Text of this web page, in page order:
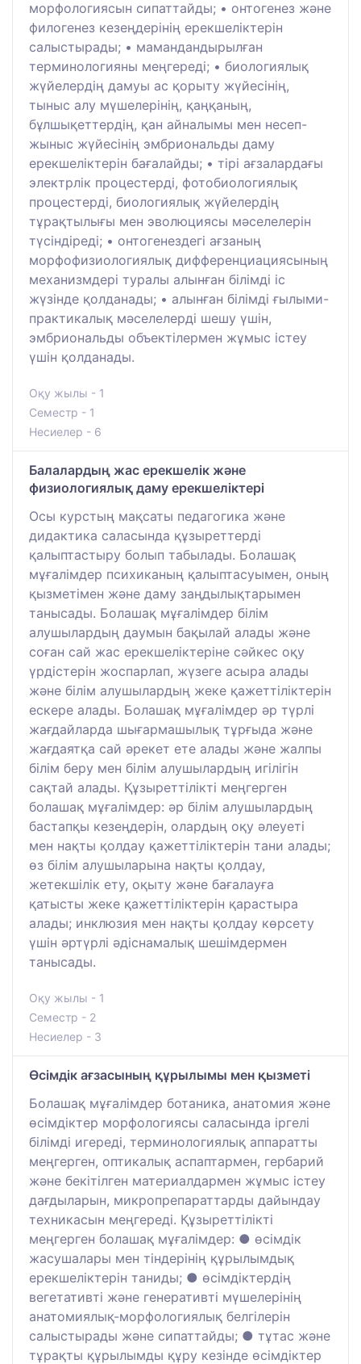
морфологиясын сипаттайды; • онтогенез және
филогенез кезеңдерінің ерекшеліктерін
салыстырады; • мамандандырылған
терминологияны меңгереді; • биологиялық
жүйелердің дамуы ас қорыту жүйесінің,
тыныс алу мүшелерінің, қаңқаның,
бұлшықеттердің, қан айналымы мен несеп-
жыныс жүйесінің эмбриональды даму
ерекшеліктерін бағалайды; • тірі ағзалардағы
электрлік процестерді, фотобиологиялық
процестерді, биологиялық жүйелердің
тұрақтылығы мен эволюциясы мәселелерін
түсіндіреді; • онтогенездегі ағзаның
морфофизиологиялық дифференциациясының
механизмдері туралы алынған білімді іс
жүзінде қолданады; • алынған білімді ғылыми-
практикалық мәселелерді шешу үшін,
эмбриональды объектілермен жұмыс істеу
үшін қолданады.
Оқу жылы - 1
Семестр - 1
Несиелер - 6
Балалардың жас ерекшелік және
физиологиялық даму ерекшеліктері
Осы курстың мақсаты педагогика және
дидактика саласында құзыреттерді
қалыптастыру болып табылады. Болашақ
мұғалімдер психиканың қалыптасуымен, оның
қызметімен және даму заңдылықтарымен
танысады. Болашақ мұғалімдер білім
алушылардың даумын бақылай алады және
соған сай жас ерекшеліктеріне сәйкес оқу
үрдістерін жоспарлап, жүзеге асыра алады
және білім алушылардың жеке қажеттіліктерін
ескере алады. Болашақ мұғалімдер әр түрлі
жағдайларда шығармашылық тұрғыда және
жағдаятқа сай әрекет ете алады және жалпы
білім беру мен білім алушылардың игілігін
сақтай алады. Құзыреттілікті меңгерген
болашақ мұғалімдер: әр білім алушылардың
бастапқы кезеңдерін, олардың оқу әлеуеті
мен нақты қолдау қажеттіліктерін тани алады;
өз білім алушыларына нақты қолдау,
жетекшілік ету, оқыту және бағалауға
қатысты жеке қажеттіліктерін қарастыра
алады; инклюзия мен нақты қолдау көрсету
үшін әртүрлі әдіснамалық шешімдермен
танысады.
Оқу жылы - 1
Семестр - 2
Несиелер - 3
Өсімдік ағзасының құрылымы мен қызметі
Болашақ мұғалімдер ботаника, анатомия және
өсімдіктер морфологиясы саласында іргелі
білімді игереді, терминологиялық аппаратты
меңгерген, оптикалық аспаптармен, гербарий
және бекітілген материалдармен жұмыс істеу
дағдыларын, микропрепараттарды дайындау
техникасын меңгереді. Құзыреттілікті
меңгерген болашақ мұғалімдер: ● өсімдік
жасушалары мен тіндерінің құрылымдық
ерекшеліктерін таниды; ● өсімдіктердің
вегетативті және генеративті мүшелерінің
анатомиялық-морфологиялық белгілерін
салыстырады және сипаттайды; ● тұтас және
тұрақты құрылымды құру кезінде өсімдіктер